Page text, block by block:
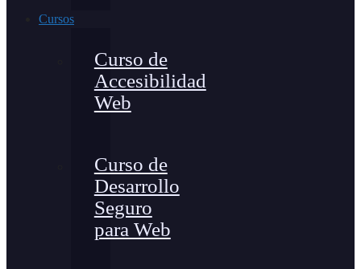
Cursos
Curso de
Accesibilidad
Web
Curso de
Desarrollo
Seguro
para Web